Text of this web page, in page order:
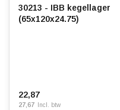
30213 - IBB kegellager
(65x120x24.75)
22,87
27,67 Incl. btw